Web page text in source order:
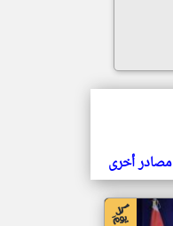
مصادر أخرى